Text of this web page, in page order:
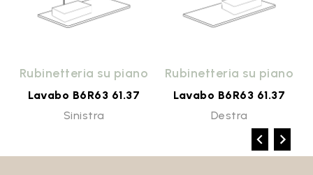
Rubinetteria su piano
Lavabo B6R63 61.37
Sinistra
Rubinetteria su piano
Lavabo B6R63 61.37
Destra